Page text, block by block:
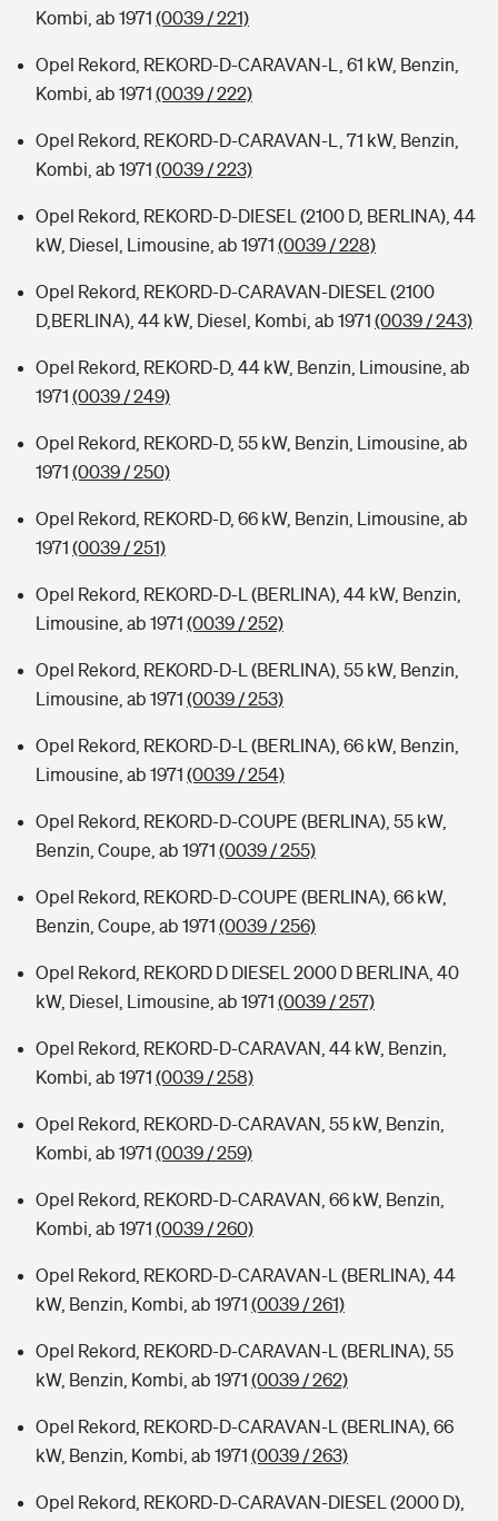
Kombi, ab 1971 (0039 / 221)
Opel Rekord, REKORD-D-CARAVAN-L, 61 kW, Benzin,
Kombi, ab 1971 (0039 / 222)
Opel Rekord, REKORD-D-CARAVAN-L, 71 kW, Benzin,
Kombi, ab 1971 (0039 / 223)
Opel Rekord, REKORD-D-DIESEL (2100 D, BERLINA), 44
kW, Diesel, Limousine, ab 1971 (0039 / 228)
Opel Rekord, REKORD-D-CARAVAN-DIESEL (2100
D,BERLINA), 44 kW, Diesel, Kombi, ab 1971 (0039 / 243)
Opel Rekord, REKORD-D, 44 kW, Benzin, Limousine, ab
1971 (0039 / 249)
Opel Rekord, REKORD-D, 55 kW, Benzin, Limousine, ab
1971 (0039 / 250)
Opel Rekord, REKORD-D, 66 kW, Benzin, Limousine, ab
1971 (0039 / 251)
Opel Rekord, REKORD-D-L (BERLINA), 44 kW, Benzin,
Limousine, ab 1971 (0039 / 252)
Opel Rekord, REKORD-D-L (BERLINA), 55 kW, Benzin,
Limousine, ab 1971 (0039 / 253)
Opel Rekord, REKORD-D-L (BERLINA), 66 kW, Benzin,
Limousine, ab 1971 (0039 / 254)
Opel Rekord, REKORD-D-COUPE (BERLINA), 55 kW,
Benzin, Coupe, ab 1971 (0039 / 255)
Opel Rekord, REKORD-D-COUPE (BERLINA), 66 kW,
Benzin, Coupe, ab 1971 (0039 / 256)
Opel Rekord, REKORD D DIESEL 2000 D BERLINA, 40
kW, Diesel, Limousine, ab 1971 (0039 / 257)
Opel Rekord, REKORD-D-CARAVAN, 44 kW, Benzin,
Kombi, ab 1971 (0039 / 258)
Opel Rekord, REKORD-D-CARAVAN, 55 kW, Benzin,
Kombi, ab 1971 (0039 / 259)
Opel Rekord, REKORD-D-CARAVAN, 66 kW, Benzin,
Kombi, ab 1971 (0039 / 260)
Opel Rekord, REKORD-D-CARAVAN-L (BERLINA), 44
kW, Benzin, Kombi, ab 1971 (0039 / 261)
Opel Rekord, REKORD-D-CARAVAN-L (BERLINA), 55
kW, Benzin, Kombi, ab 1971 (0039 / 262)
Opel Rekord, REKORD-D-CARAVAN-L (BERLINA), 66
kW, Benzin, Kombi, ab 1971 (0039 / 263)
Opel Rekord, REKORD-D-CARAVAN-DIESEL (2000 D),